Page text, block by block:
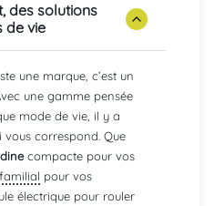
des solutions
de vie
une marque, c’est un
une gamme pensée
mode de vie, il y a
correspond. Que
compacte pour vos
pour vos
électrique pour rouler